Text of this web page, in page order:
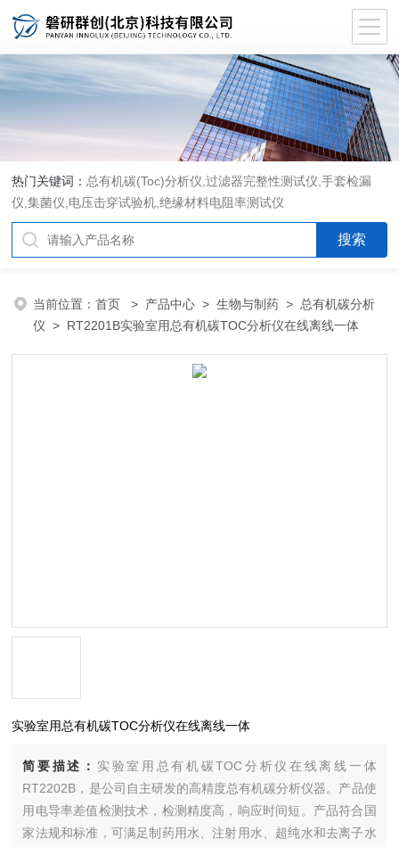
热门关键词： 总有机碳(Toc)分析仪 ,过滤器完整性测试仪 ,手套检漏
仪 ,集菌仪 电压击穿试验机 ,绝缘材料电阻率测试仪
当前位置：首页 > 产品中心 >生物与制药 > 总有机碳分析
仪 > RT2201B实验室用总有机碳TOC分析仪在线离线一体
实验室用总有机碳TOC分析仪在线离线一体
简要描述： 实验室用总有机碳TOC分析仪在线离线一体
RT2202B，是公司自主研发的高精度总有机碳分析仪器。产品使
用电导率差值检测技术，检测精度高，响应时间短。产品符合国
家法规和标准，可满足制药用水、注射用水、超纯水和去离子水